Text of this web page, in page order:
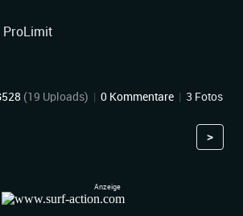
(19 Uploads) | 0 Kommentare | 3 Fotos
>